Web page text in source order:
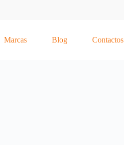
Marcas Blog Contactos